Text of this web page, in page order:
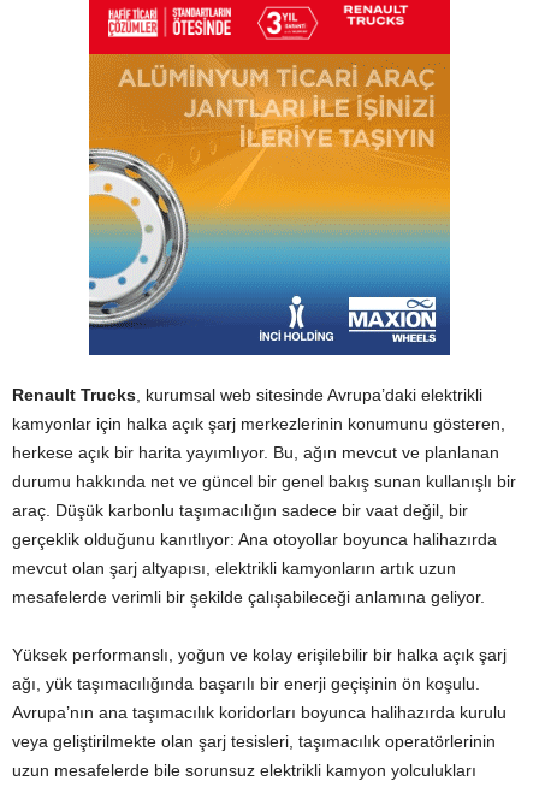
Renault Trucks , kurumsal web sitesinde Avrupa’daki elektrikli
kamyonlar için halka açık şarj merkezlerinin konumunu gösteren,
herkese açık bir harita yayımlıyor. Bu, ağın mevcut ve planlanan
durumu hakkında net ve güncel bir genel bakış sunan kullanışlı bir
araç. Düşük karbonlu taşımacılığın sadece bir vaat değil, bir
gerçeklik olduğunu kanıtlıyor: Ana otoyollar boyunca halihazırda
mevcut olan şarj altyapısı, elektrikli kamyonların artık uzun
mesafelerde verimli bir şekilde çalışabileceği anlamına geliyor.
Yüksek performanslı, yoğun ve kolay erişilebilir bir halka açık şarj
ağı, yük taşımacılığında başarılı bir enerji geçişinin ön koşulu.
Avrupa’nın ana taşımacılık koridorları boyunca halihazırda kurulu
veya geliştirilmekte olan şarj tesisleri, taşımacılık operatörlerinin
uzun mesafelerde bile sorunsuz elektrikli kamyon yolculukları